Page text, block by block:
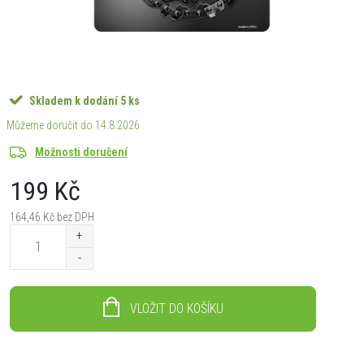
Skladem k dodání 5 ks
14.8.2026
Možnosti doručení
199 Kč
164,46 Kč bez DPH
VLOŽIT DO KOŠÍKU